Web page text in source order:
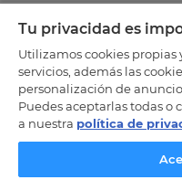
Tu privacidad es
Utilizamos cookies propias
servicios, además las
personalización de
Puedes aceptarlas todas
a nuestra política de